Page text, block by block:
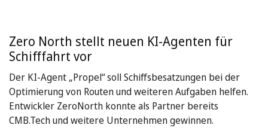
Zero North stellt neuen KI-Agenten für
Schifffahrt vor
Der KI-Agent „Propel“ soll Schiffsbesatzungen bei der
Optimierung von Routen und weiteren Aufgaben helfen.
Entwickler ZeroNorth konnte als Partner bereits
CMB.Tech und weitere Unternehmen gewinnen.